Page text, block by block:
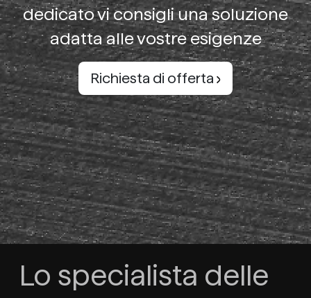
dedicato vi consigli una soluzione
adatta alle vostre esigenze
Richiesta di offerta
Lo specialista delle